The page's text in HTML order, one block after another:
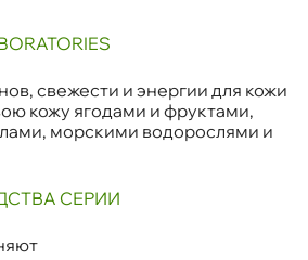
свежести и энергии для кожи
кожу ягодами и фруктами,
морскими водорослями и
СЕРИИ